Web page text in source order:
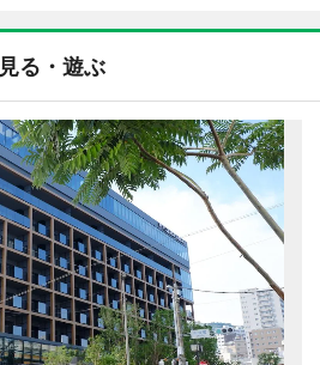
見る・遊ぶ